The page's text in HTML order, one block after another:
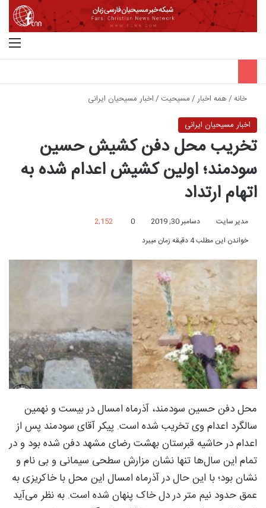
خانه/همه اخبار/مسیحیت /اخبار مسیحیان ایرانی
اخبار مسیحیان ایرانی
تخریب محل دفن کشیش حسین
سودمند؛ اولین کشیش اعدام شده به
اتهام ارتداد
مدیر سایت دسامبر 30, 2019 0
2,152
خواندن این مطلب 4 دقیقه زمان میبرد
محل دفن حسین سودمند، آذرماه امسال در بیست و نهمین
سالگرد اعدام وی تخریب شده است. پیکر آقای سودمند پس از
اعدام در حاشیه قبرستان بهشت رضای مشهد دفن شده بود و در
تمام این سال‌ها تنها نشان مزارش سطحی سیمانی و بی نام و
نشان بود؛ با این حال در آذرماه امسال این محل با خاکریزی به
عمق حدود نیم متر در دل خاک پنهان شده است. به نظر می‌آید